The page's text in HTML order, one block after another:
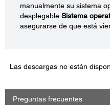
manualmente su sistema
desplegable Sistema
asegurarse de que está
Las descargas no están
Preguntas frecuentes